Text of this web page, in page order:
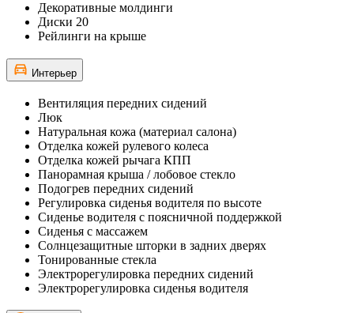
Декоративные молдинги
Диски 20
Рейлинги на крыше
Интерьер
Вентиляция передних сидений
Люк
Натуральная кожа (материал салона)
Отделка кожей рулевого колеса
Отделка кожей рычага КПП
Панорамная крыша / лобовое стекло
Подогрев передних сидений
Регулировка сиденья водителя по высоте
Сиденье водителя с поясничной поддержкой
Сиденья с массажем
Солнцезащитные шторки в задних дверях
Тонированные стекла
Электрорегулировка передних сидений
Электрорегулировка сиденья водителя